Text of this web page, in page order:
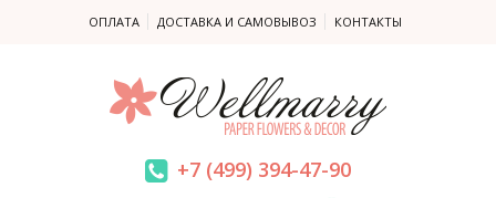
ОПЛАТА ДОСТАВКА И САМОВЫВОЗ КОНТАКТЫ
+7 (499) 394-47-90